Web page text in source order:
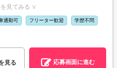
見てみる ∨
通勤可 フリーター歓迎 学歴不問
見る 応募画面に進む